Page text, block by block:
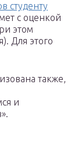
студенту
с оценкой
этом
Для этого
также,
и